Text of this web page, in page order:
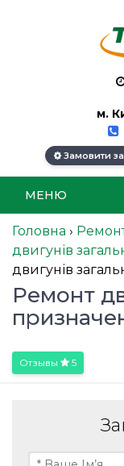
м.
Замовити
МЕНЮ
Головна ›
двигунів
двигунів
Ремонт
Отзывы 5